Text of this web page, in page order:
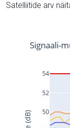
Satelliitide arv